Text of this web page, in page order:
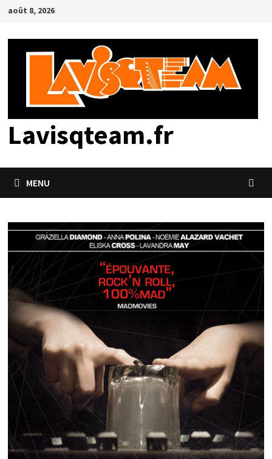
Passer
contenu
août 8, 2026
Lavisqteam.fr
MENU